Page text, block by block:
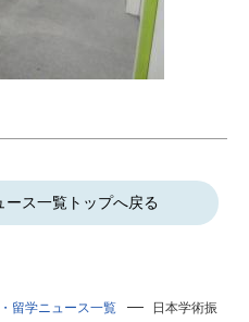
ース一覧トップへ戻る
留学ニュース一覧
日本学術振